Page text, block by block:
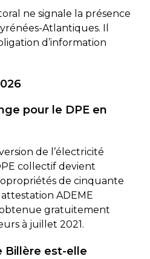
ne signale la présence
Atlantiques. Il
d’information
pour le DPE en
de l’électricité
collectif devient
de cinquante
ADEME
gratuitement
à juillet 2021.
Billère est-elle